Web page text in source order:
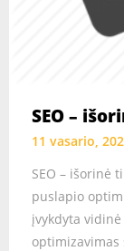
SEO –
11 vasario,
SEO – išorinė
puslapio
įvykdyta